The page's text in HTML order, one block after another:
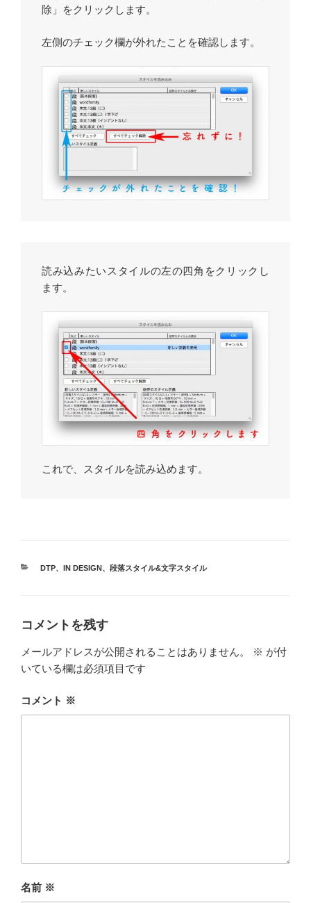
除」をクリックします。
左側のチェック欄が外れたことを確認します。
読み込みたいスタイルの左の四角をクリックし
ます。
これで、スタイルを読み込めます。
カ
ー
DTP、 IN DESIGN 、 段落スタイル&文字スタイル
コメントを残す
メールアドレスが公開されることはありません。 ※ が付
いている欄は必須項目です
コメント ※
名前 ※